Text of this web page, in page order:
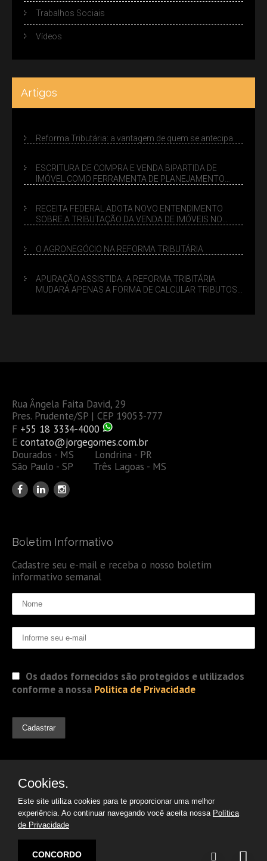
Trabalhos Sociais
Vídeos
Artigos
Reforma Tributária: a vantagem de quem se antecipa
ESCRITURA DE COMPRA E VENDA BIPARTIDA DE
IMÓVEL COMO FERRAMENTA DE PLANEJAMENTO
RECEITA FEDERAL ADOTA NOVO ENTENDIMENTO
SOBRE A TRIBUTAÇÃO DA VENDA DE IMÓVEIS NO
O AGRONEGÓCIO NA REFORMA TRIBUTÁRIA
APURAÇÃO ASSISTIDA: A REFORMA TRIBITÁRIA
MUDARÁ APENAS A FORMA DE CALCULAR TRIBUTOS
Rua Ângela Faita David, 29
Pres. Prudente/SP | CEP 19053-777
F +55 18 3334-4000
E contato@jorgegomes.com.br
Dourados - MS Londrina - PR
São Paulo - SP Três Lagoas - MS
Boletim Informativo
Cadastre seu e-mail e receba o nosso boletim
informativo semanal
Os dados fornecidos são protegidos e utilizados
conforme a nossa Politica de Privacidade
© 2019 Jorge Gomes
Advogados. Direitos Reservados
Cookies.
Este site utiliza cookies para te proporcionar uma melhor
experiência. Ao continuar navegando você aceita nossa Política
de Privacidade
CONCORDO